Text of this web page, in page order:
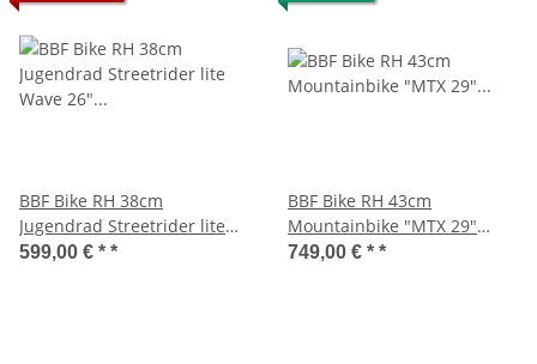
BBF Bike RH 38cm
Jugendrad Streetrider lite
Wave 26" Mint/Grün
599,00 € * *
BBF Bike RH 43cm
Mountainbike "MTX 29"
anthrazit matt
749,00 € * *